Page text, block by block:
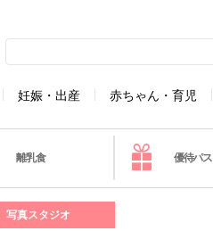
妊娠・出産 赤ちゃん・育児
離乳食 優待パス
写真スタジオ